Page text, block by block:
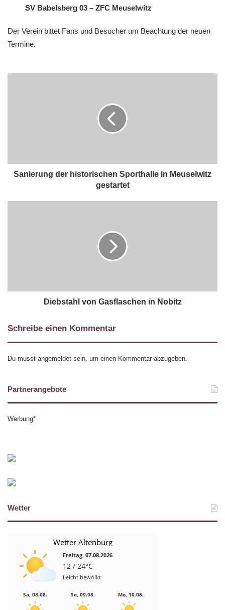
SV Babelsberg 03 – ZFC Meuselwitz
Der Verein bittet Fans und Besucher um Beachtung der neuen
Termine.
Sanierung der historischen Sporthalle in Meuselwitz
gestartet
Diebstahl von Gasflaschen in Nobitz
Schreibe einen Kommentar
Du musst angemeldet sein, um einen Kommentar abzugeben.
Partnerangebote
Werbung*
Wetter
Wetter Altenburg
Freitag, 07.08.2026
12 / 24°C
Leicht bewölkt
Sa, 08.08. So, 09.08. Mo, 10.08.